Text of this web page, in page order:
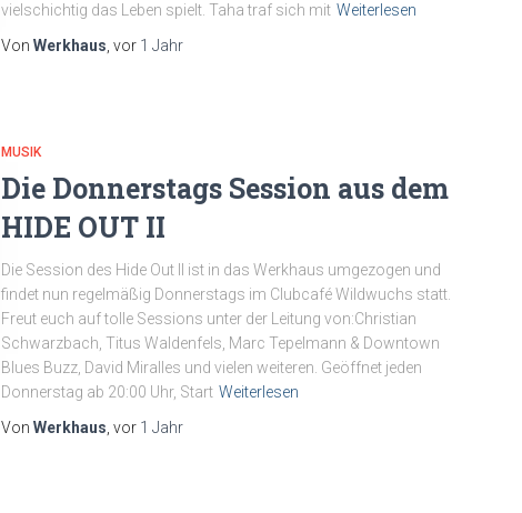
vielschichtig das Leben spielt. Taha traf sich mit Weiterlesen
Von Werkhaus , vor 1 Jahr
MUSIK
Die Donnerstags Session aus dem
HIDE OUT II
Die Session des Hide Out II ist in das Werkhaus umgezogen und
findet nun regelmäßig Donnerstags im Clubcafé Wildwuchs statt.
Freut euch auf tolle Sessions unter der Leitung von:Christian
Schwarzbach, Titus Waldenfels, Marc Tepelmann & Downtown
Blues Buzz, David Miralles und vielen weiteren. Geöffnet jeden
Donnerstag ab 20:00 Uhr, Start Weiterlesen
Von Werkhaus , vor 1 Jahr